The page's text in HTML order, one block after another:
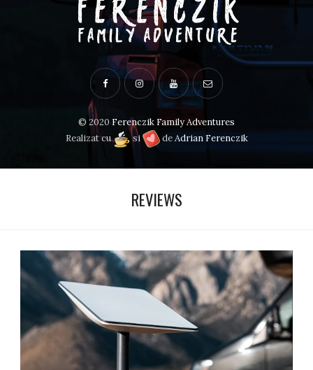
© 2020 Ferenczik Family Adventures
Realizat cu
si deAdrian Ferenczik
REVIEWS